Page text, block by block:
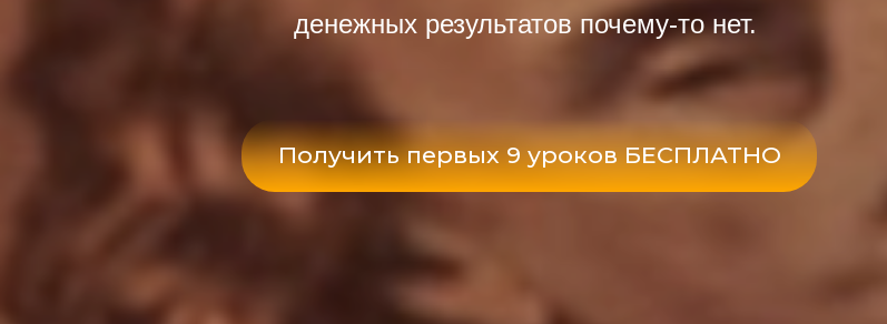
денежных результатов почему-то нет.
Получить первых 9 уроков БЕСПЛАТНО